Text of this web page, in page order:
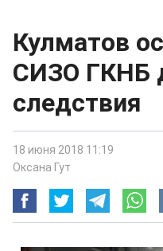
Кулматов
СИЗО ГКНБ
следствия
18 июня 2018 11:19
Оксана Гут